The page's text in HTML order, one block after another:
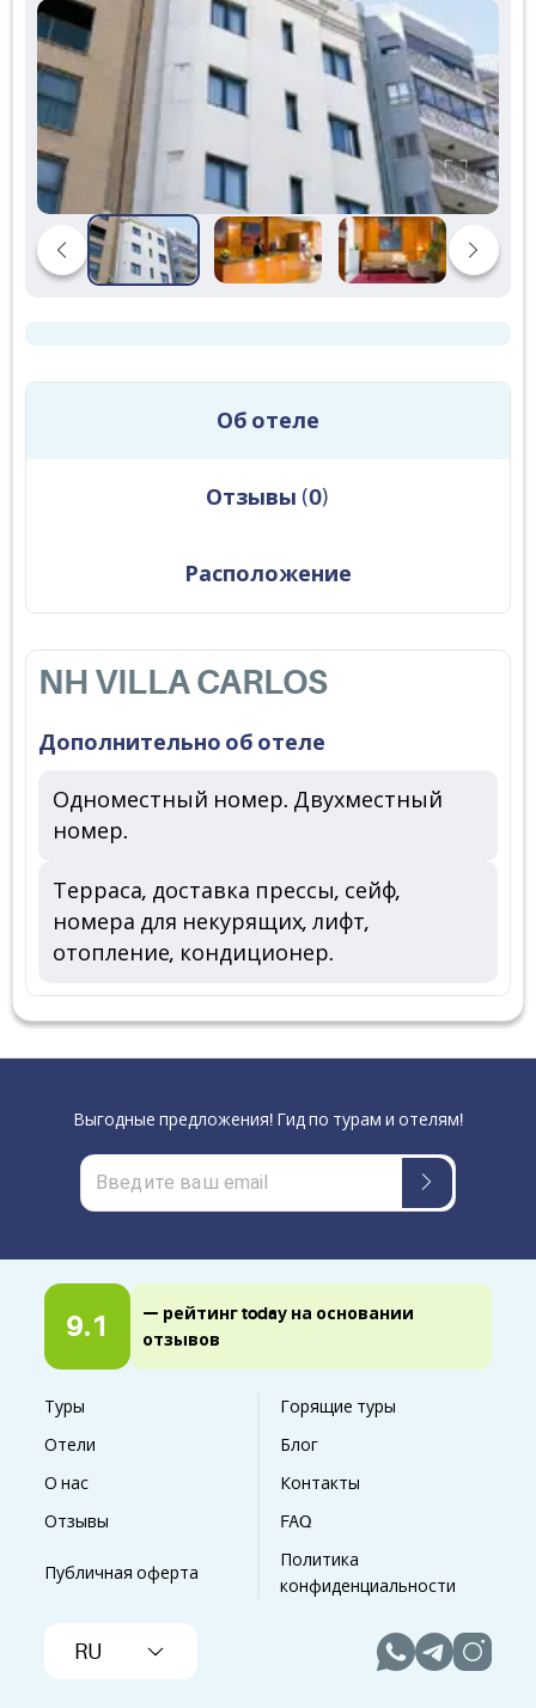
Об отеле
Отзывы (0)
Расположение
NH VILLA CARLOS
Дополнительно об отеле
Одноместный номер. Двухместный
номер.
Терраса, доставка прессы, сейф,
номера для некурящих, лифт,
отопление, кондиционер.
9.1
— рейтинг today на основании
отзывов
Туры
Горящие туры
Отели
Блог
О нас
Контакты
Отзывы
FAQ
Публичная оферта
Политика
конфиденциальности
RU
Выгодные предложения! Гид по турам и отелям!